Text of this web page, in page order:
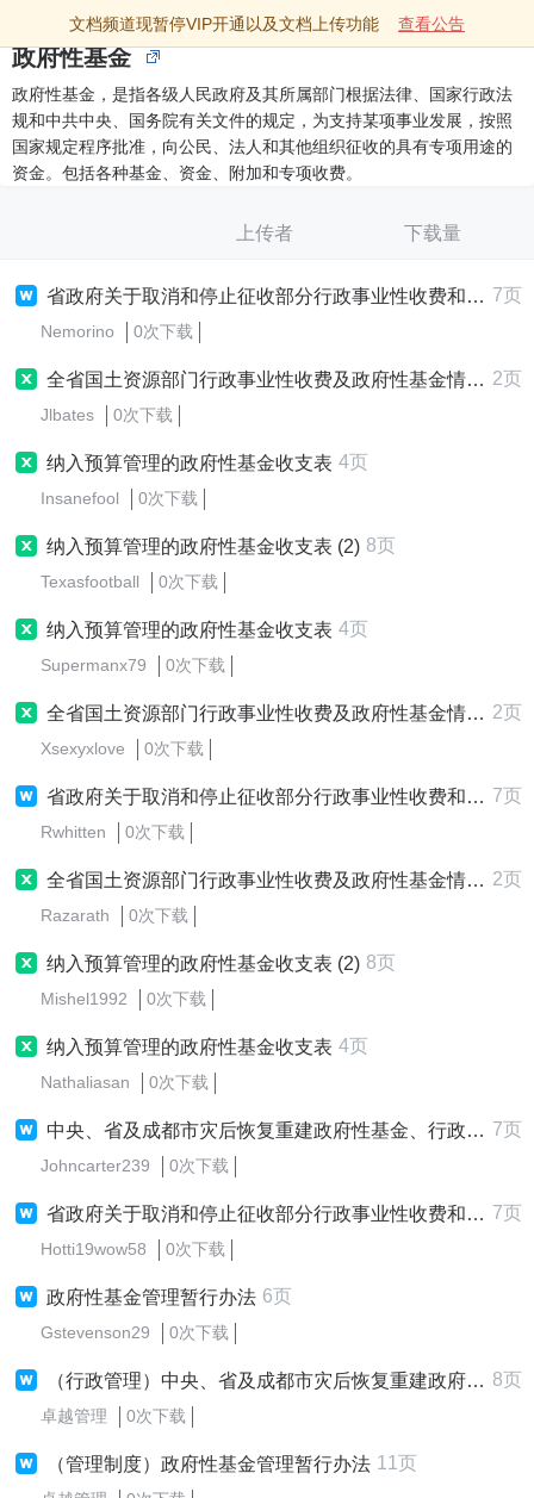
文档频道现暂停VIP开通以及文档上传功能 查看公告
政府性基金
政府性基金，是指各级人民政府及其所属部门根据法律、国家行政法
规和中共中央、国务院有关文件的规定，为支持某项事业发展，按照
国家规定程序批准，向公民、法人和其他组织征收的具有专项用途的
资金。包括各种基金、资金、附加和专项收费。
上传者 下载量
省政府关于取消和停止征收部分行政事业性收费和政府性基金项目的 7页
Nemorino 0次下载
全省国土资源部门行政事业性收费及政府性基金情况表 2页
Jlbates 0次下载
纳入预算管理的政府性基金收支表 4页
Insanefool 0次下载
纳入预算管理的政府性基金收支表 (2) 8页
Texasfootball 0次下载
纳入预算管理的政府性基金收支表 4页
Supermanx79 0次下载
全省国土资源部门行政事业性收费及政府性基金情况表 2页
Xsexyxlove 0次下载
省政府关于取消和停止征收部分行政事业性收费和政府性基金事项的 7页
Rwhitten 0次下载
全省国土资源部门行政事业性收费及政府性基金情况表 2页
Razarath 0次下载
纳入预算管理的政府性基金收支表 (2) 8页
Mishel1992 0次下载
纳入预算管理的政府性基金收支表 4页
Nathaliasan 0次下载
中央、省及成都市灾后恢复重建政府性基金、行政事业性收费减免 7页
Johncarter239 0次下载
省政府关于取消和停止征收部分行政事业性收费和政府性基金项目的 7页
Hotti19wow58 0次下载
政府性基金管理暂行办法 6页
Gstevenson29 0次下载
（行政管理）中央、省及成都市灾后恢复重建政府性基金、行政事业性收费减免 8页
卓越管理 0次下载
（管理制度）政府性基金管理暂行办法 11页